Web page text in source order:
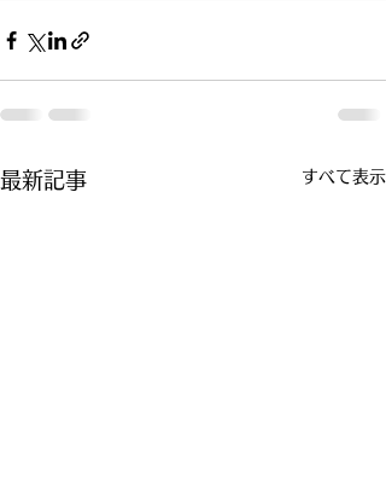
最新記事 すべて表示